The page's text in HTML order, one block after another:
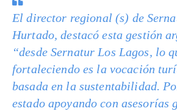
El director regional (s) de
Hurtado, destacó esta gestión
“desde Sernatur Los Lagos, lo
fortaleciendo es la vocación
basada en la sustentabilidad.
estado apoyando con asesorías